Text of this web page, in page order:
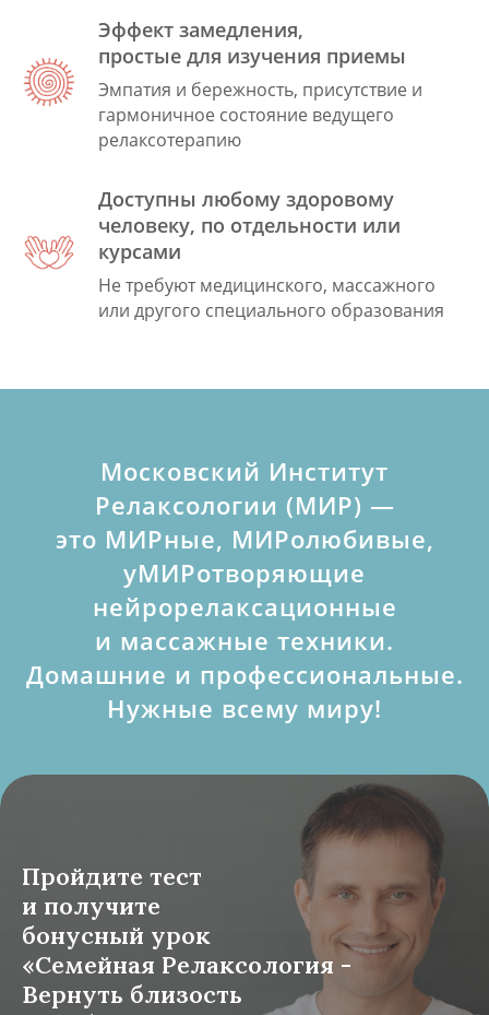
Эффект замедления,
простые для изучения приемы
Эмпатия и бережность, присутствие и
гармоничное состояние ведущего
релаксотерапию
Доступны любому здоровому
человеку, по отдельности или
курсами
Не требуют медицинского, массажного
или другого специального образования
Московский Институт
Релаксологии (МИР) —
это МИРные, МИРолюбивые,
уМИРотворяющие
нейрорелаксационные
и массажные техники.
Домашние и профессиональные.
Нужные всему миру!
Пройдите тест
и получите
бонусный урок
«Семейная Релаксология -
Вернуть близость